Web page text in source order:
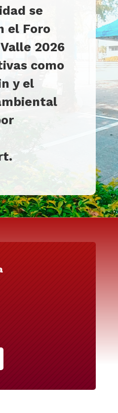
se
el Foro
2026
como
y el